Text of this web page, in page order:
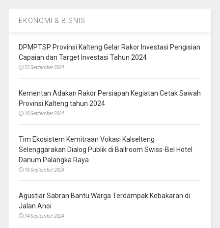
EKONOMI & BISNIS
DPMPTSP Provinsi Kalteng Gelar Rakor Investasi Pengisian
Capaian dan Target Investasi Tahun 2024
23 September 2024
Kementan Adakan Rakor Persiapan Kegiatan Cetak Sawah
Provinsi Kalteng tahun 2024
18 September 2024
Tim Ekosistem Kemitraan Vokasi Kalselteng
Selenggarakan Dialog Publik di Ballroom Swiss-Bel Hotel
Danum Palangka Raya
18 September 2024
Agustiar Sabran Bantu Warga Terdampak Kebakaran di
Jalan Anoi
14 September 2024